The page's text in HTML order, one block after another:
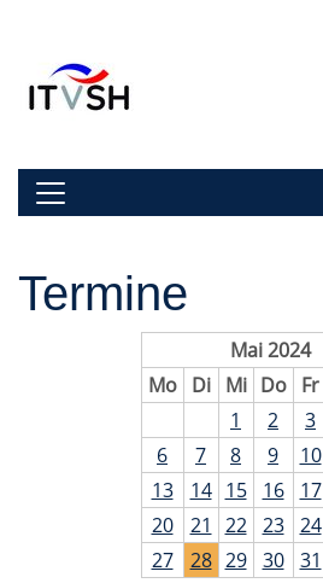
Navigation umschalten
Termine
Mai 2024
Mo
Di Mi Do Fr
1
2 3
6
7 8 9 10
13
14 15 16 17
20
21 22 23 24
27
28 29 30
31